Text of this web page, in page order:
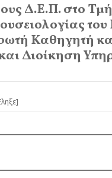
Δ.Ε.Π. στο
του
Καθηγητή
Διοίκηση